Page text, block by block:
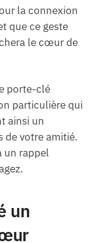
la connexion
que ce geste
le cœur de
porte-clé
particulière qui
ainsi un
de votre amitié.
un rappel
un